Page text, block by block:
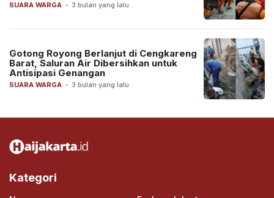
SUARA WARGA - 3 bulan yang lalu
SUARA WARGA - 3 bulan yang lalu
Gotong Royong Berlanjut di Cengkareng
Barat, Saluran Air Dibersihkan untuk
Antisipasi Genangan
Kategori